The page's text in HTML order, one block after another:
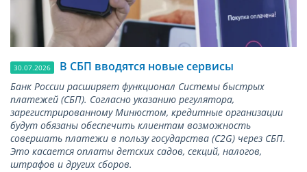
30.07.2026 В СБП вводятся новые сервисы
Банк России расширяет функционал Системы быстрых
платежей (СБП). Согласно указанию регулятора,
зарегистрированному Минюстом, кредитные организации
будут обязаны обеспечить клиентам возможность
совершать платежи в пользу государства (С2G) через СБП.
Это касается оплаты детских садов, секций, налогов,
штрафов и других сборов.